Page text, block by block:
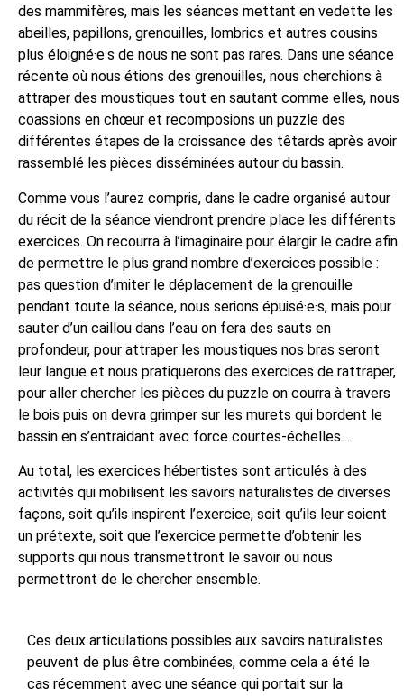
des mammifères, mais les séances mettant en vedette les
abeilles, papillons, grenouilles, lombrics et autres cousins
plus éloigné·e·s de nous ne sont pas rares. Dans une séance
récente où nous étions des grenouilles, nous cherchions à
attraper des moustiques tout en sautant comme elles, nous
coassions en chœur et recomposions un puzzle des
différentes étapes de la croissance des têtards après avoir
rassemblé les pièces disséminées autour du bassin.
Comme vous l’aurez compris, dans le cadre organisé autour
du récit de la séance viendront prendre place les différents
exercices. On recourra à l’imaginaire pour élargir le cadre afin
de permettre le plus grand nombre d’exercices possible :
pas question d’imiter le déplacement de la grenouille
pendant toute la séance, nous serions épuisé·e·s, mais pour
sauter d’un caillou dans l’eau on fera des sauts en
profondeur, pour attraper les moustiques nos bras seront
leur langue et nous pratiquerons des exercices de rattraper,
pour aller chercher les pièces du puzzle on courra à travers
le bois puis on devra grimper sur les murets qui bordent le
bassin en s’entraidant avec force courtes-échelles…
Au total, les exercices hébertistes sont articulés à des
activités qui mobilisent les savoirs naturalistes de diverses
façons, soit qu’ils inspirent l’exercice, soit qu’ils leur soient
un prétexte, soit que l’exercice permette d’obtenir les
supports qui nous transmettront le savoir ou nous
permettront de le chercher ensemble.
Ces deux articulations possibles aux savoirs naturalistes
peuvent de plus être combinées, comme cela a été le
cas récemment avec une séance qui portait sur la